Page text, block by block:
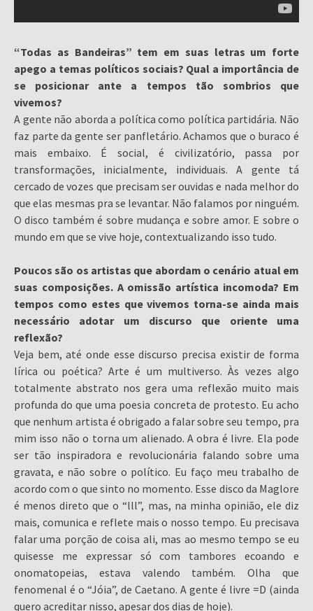
“Todas as Bandeiras” tem em suas letras um forte
apego a temas políticos sociais? Qual a importância de
se posicionar ante a tempos tão sombrios que
vivemos?
A gente não aborda a política como política partidária. Não
faz parte da gente ser panfletário. Achamos que o buraco é
mais embaixo. É social, é civilizatório, passa por
transformações, inicialmente, individuais. A gente tá
cercado de vozes que precisam ser ouvidas e nada melhor do
que elas mesmas pra se levantar. Não falamos por ninguém.
O disco também é sobre mudança e sobre amor. E sobre o
mundo em que se vive hoje, contextualizando isso tudo.
Poucos são os artistas que abordam o cenário atual em
suas composições. A omissão artística incomoda? Em
tempos como estes que vivemos torna-se ainda mais
necessário adotar um discurso que oriente uma
reflexão?
Veja bem, até onde esse discurso precisa existir de forma
lírica ou poética? Arte é um multiverso. Às vezes algo
totalmente abstrato nos gera uma reflexão muito mais
profunda do que uma poesia concreta de protesto. Eu acho
que nenhum artista é obrigado a falar sobre seu tempo, pra
mim isso não o torna um alienado. A obra é livre. Ela pode
ser tão inspiradora e revolucionária falando sobre uma
gravata, e não sobre o político. Eu faço meu trabalho de
acordo com o que sinto no momento. Esse disco da Maglore
é menos direto que o “lll”, mas, na minha opinião, ele diz
mais, comunica e reflete mais o nosso tempo. Eu precisava
falar uma porção de coisa ali, mas ao mesmo tempo se eu
quisesse me expressar só com tambores ecoando e
onomatopeias, estava valendo também. Olha que
fenomenal é o “Jóia”, de Caetano. A gente é livre =D (ainda
quero acreditar nisso, apesar dos dias de hoje).